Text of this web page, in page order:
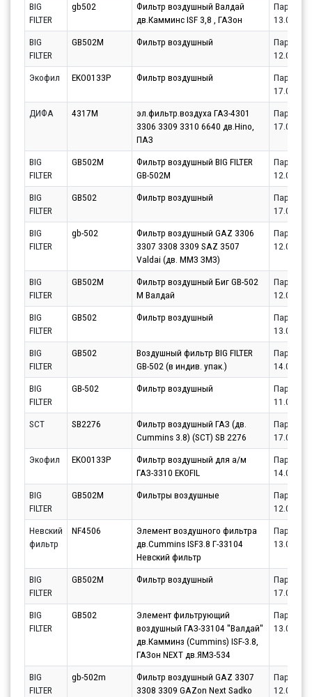
BIG
FILTER
gb502
Фильтр воздушный Валдай
дв.Камминс ISF 3,8 , ГАЗон
Партнёр
BIG
FILTER
GB502M Фильтр воздушный
Партнёр
Экофил
EKO0133P Фильтр воздушный
Партнёр
ДИФА
4317M
эл.фильтр.воздуха ГАЗ-4301
3306 3309 3310 6640 дв.Hino,
ПАЗ
Партнёр
BIG
FILTER
GB502M
Фильтр воздушный BIG FILTER
GB-502M
Партнёр
BIG
FILTER
GB502 Фильтр воздушный
Партнёр
BIG
FILTER
gb-502
Фильтр воздушный GAZ 3306
3307 3308 3309 SAZ 3507
Valdai (дв. ММЗ ЗМЗ)
Партнёр
BIG
FILTER
GB502M
Фильтр воздушный Биг GB-502
М Валдай
Партнёр
BIG
FILTER
GB502 Фильтр воздушный
Партнёр
BIG
FILTER
GB502
Воздушный фильтр BIG FILTER
GB-502 (в индив. упак.)
Партнёр
BIG
FILTER
GB-502 Фильтр воздушный
Партнёр
SCT
SB2276
Фильтр воздушный ГАЗ (дв.
Cummins 3.8) (SCT) SB 2276
Партнёр
Экофил
EKO0133P
Фильтр воздушный для а/м
ГАЗ-3310 EKOFIL
Партнёр
BIG
FILTER
GB502M Фильтры воздушные
Партнёр
Невский
фильтр
NF4506
Элемент воздушного фильтра
дв.Cummins ISF3.8 Г-33104
Невский фильтр
Партнёр
BIG
FILTER
GB502M Фильтр воздушный
Партнёр
BIG
FILTER
GB502
Элемент фильтрующий
воздушный ГАЗ-33104 ''Валдай''
дв.Камминз (Cummins) ISF-3.8,
ГАЗон NEXT дв.ЯМЗ-534
Партнёр
BIG
FILTER
gb-502m
Фильтр воздушный GAZ 3307
3308 3309 GAZon Next Sadko
Партнёр